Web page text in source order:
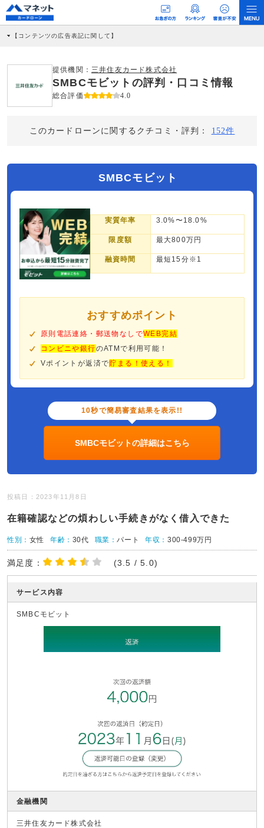
【コンテンツの広告表記に関して】
社に対して企業から紹介報酬が支払われるという収益モデルです。 ただし、特定の
商品を根拠なくPRするものではなく、当編集部の調査／ユーザーへの口コミ収集な
どに基づき、公平性を担保した情報提供を行っています。
提供機関： 三井住友カード株式会社
SMBCモビットの評判・口コミ情報
総合評価 4.0
このカードローンに関するクチコミ・評判： 152件
SMBCモビット
実質年率 3.0%〜18.0%
限度額 最大800万円
融資時間 最短15分※1
おすすめポイント
原則電話連絡・郵送物なしでWEB完結
コンビニや銀行のATMで利用可能！
Vポイントが返済で貯まる！使える！
10秒で簡易審査結果を表示!!
SMBCモビットの詳細はこちら
投稿日：2023年11月8日
在籍確認などの煩わしい手続きがなく借入できた
性別： 女性 年齢： 30代 職業：パート 年収：300-499万円
満足度： (3.5 / 5.0)
サービス内容
SMBCモビット
金融機関
三井住友カード株式会社